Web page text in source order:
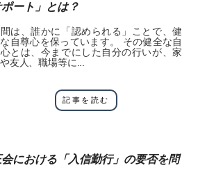
ポート」とは？
間は、誰かに「認められる」ことで、健
自尊心を保っています。 その健全な自
とは、今までにした自分の行いが、家
友人、職場等に...
記事を読む
における「入信勤行」の要否を問